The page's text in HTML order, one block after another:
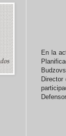
En la